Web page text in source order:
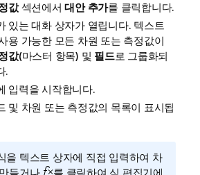
값섹션에서대안 추가를 클릭합니다.
있는 대화 상자가 열립니다. 텍스트
용 가능한 모든 차원 또는 측정값이
값(마스터 항목) 및 필드로 그룹화되
.
입력을 시작합니다.
및 차원 또는 측정값의 목록이 표시됩
을 텍스트 상자에 직접 입력하여 차